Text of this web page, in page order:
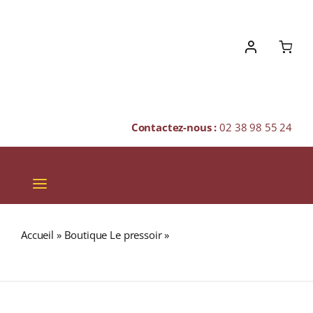
Contactez-nous :02 38 98 55 24
Toggle
Navigation
SPIRITUEUX
Accueil » Boutique Le pressoir»